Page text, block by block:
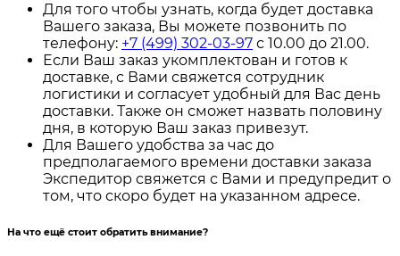
Для того чтобы узнать, когда будет доставка
Вашего заказа, Вы можете позвонить по
телефону: +7 (499) 302-03-97 с 10.00 до 21.00.
Если Ваш заказ укомплектован и готов к
доставке, с Вами свяжется сотрудник
логистики и согласует удобный для Вас день
доставки. Также он сможет назвать половину
дня, в которую Ваш заказ привезут.
Для Вашего удобства за час до
предполагаемого времени доставки заказа
Экспедитор свяжется с Вами и предупредит о
том, что скоро будет на указанном адресе.
На что ещё стоит обратить внимание?